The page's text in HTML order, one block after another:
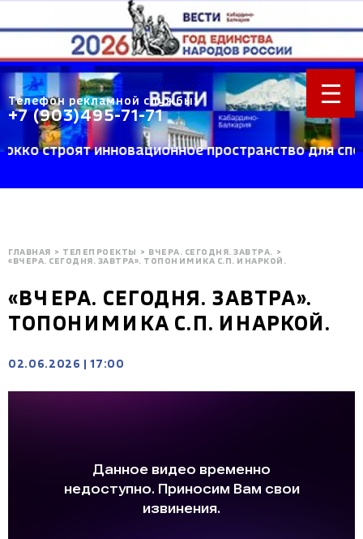
Телефон рекламной службы:
+7 (903)495-71-71
строят инновационное пространство для
ГЛАВНАЯ > ТЕЛЕПРОЕКТЫ > ВЧЕРА. СЕГОДНЯ. ЗАВТРА. >
«ВЧЕРА. СЕГОДНЯ. ЗАВТРА». ТОПОНИМИКА С.П. ИНАРКОЙ.
«ВЧЕРА. СЕГОДНЯ. ЗАВТРА».
ТОПОНИМИКА С.П. ИНАРКОЙ.
02.06.2026 17:00